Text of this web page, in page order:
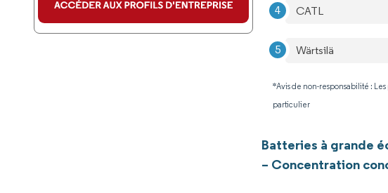
CATL
Wärtsilä
*Avis de non-responsabilité :
particulier
Batteries à grande
– Concentration